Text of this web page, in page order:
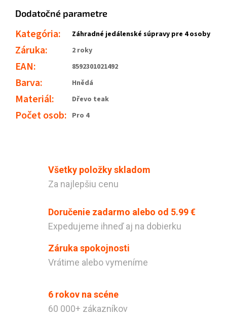
Všetky položky skladom
Za najlepšiu cenu
Doručenie zadarmo alebo od 5.99 €
Expedujeme ihneď aj na dobierku
Záruka spokojnosti
Vrátime alebo vymeníme
6 rokov na scéne
60 000+ zákazníkov
Dodatočné parametre
Kategória: Záhradné jedálenské súpravy pre 4 osoby
Záruka: 2 roky
EAN: 8592301021492
Barva: Hnědá
Materiál: Dřevo teak
Počet osob: Pro 4
Powered by chaterimo